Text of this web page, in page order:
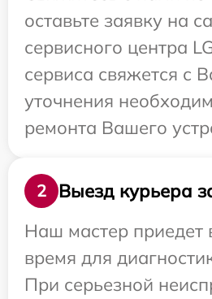
оставьте заявку на
сервисного центра
сервиса свяжется с
уточнения
ремонта Вашего
2
Выезд курьера
Наш мастер приедет
время для
При серьезной